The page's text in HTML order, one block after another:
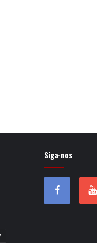
Siga-nos